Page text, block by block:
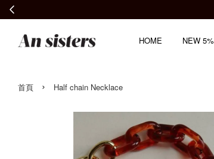
HOME NEW 5%
首頁 › Half chain Necklace